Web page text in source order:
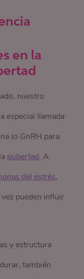
en la
nuestro
especial llamada
(o GnRH para
pubertad. A
del estrés,
pueden influir
y estructura
también